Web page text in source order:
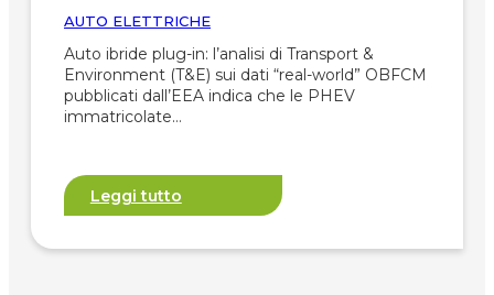
AUTO ELETTRICHE
Auto ibride plug-in: l’analisi di Transport &
Environment (T&E) sui dati “real-world” OBFCM
pubblicati dall’EEA indica che le PHEV
immatricolate…
Leggi tutto